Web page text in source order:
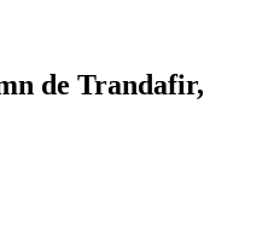
de Trandafir,